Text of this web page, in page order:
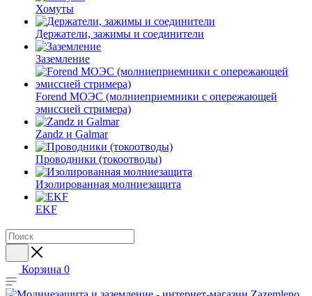
Хомуты
Держатели, зажимы и соединители
Заземление
Forend МОЭС (молниеприемники с опережающей
эмиссией стримера)
Zandz и Galmar
Проводники (токоотводы)
Изолированная молниезащита
EKF
Корзина 0